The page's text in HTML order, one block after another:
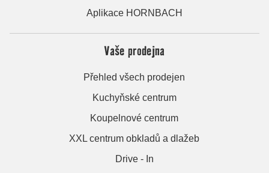
Aplikace HORNBACH
Vaše prodejna
Přehled všech prodejen
Kuchyňské centrum
Koupelnové centrum
XXL centrum obkladů a dlažeb
Drive - In